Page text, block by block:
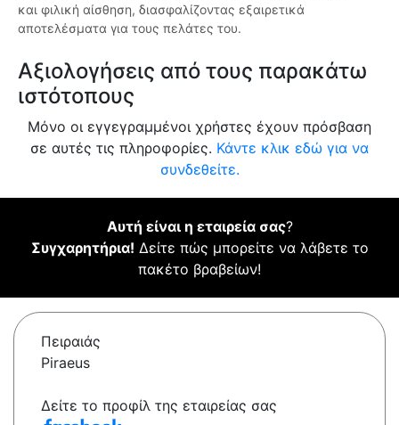
και φιλική αίσθηση, διασφαλίζοντας εξαιρετικά
αποτελέσματα για τους πελάτες του.
Αξιολογήσεις από τους παρακάτω
ιστότοπους
Μόνο οι εγγεγραμμένοι χρήστες έχουν πρόσβαση
σε αυτές τις πληροφορίες. Κάντε κλικ εδώ για να
συνδεθείτε.
Αυτή είναι η εταιρεία σας?
Συγχαρητήρια! Δείτε πώς μπορείτε να λάβετε το
πακέτο βραβείων!
Πειραιάς
Piraeus
Δείτε το προφίλ της εταιρείας σας